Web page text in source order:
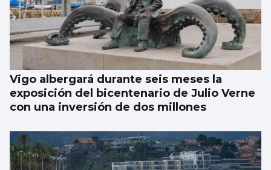
Vigo albergará durante seis meses la
exposición del bicentenario de Julio Verne
con una inversión de dos millones